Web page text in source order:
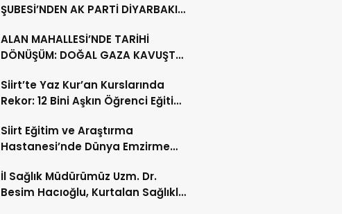
ŞUBESİ’NDEN AK PARTİ DİYARBAKIR
ZİYARETİ
ALAN MAHALLESİ’NDE TARİHİ
DÖNÜŞÜM: DOĞAL GAZA KAVUŞTU,
Siirt’te Yaz Kur’an Kurslarında
Rekor: 12 Bini Aşkın Öğrenci Eğitim
Siirt Eğitim ve Araştırma
Hastanesi’nde Dünya Emzirme
İl Sağlık Müdürümüz Uzm. Dr.
Besim Hacıoğlu, Kurtalan Sağlıklı